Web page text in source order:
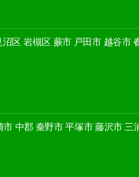
沼区 岩槻区 蕨市 戸田市 越谷市
市 中郡 秦野市 平塚市 藤沢市 三